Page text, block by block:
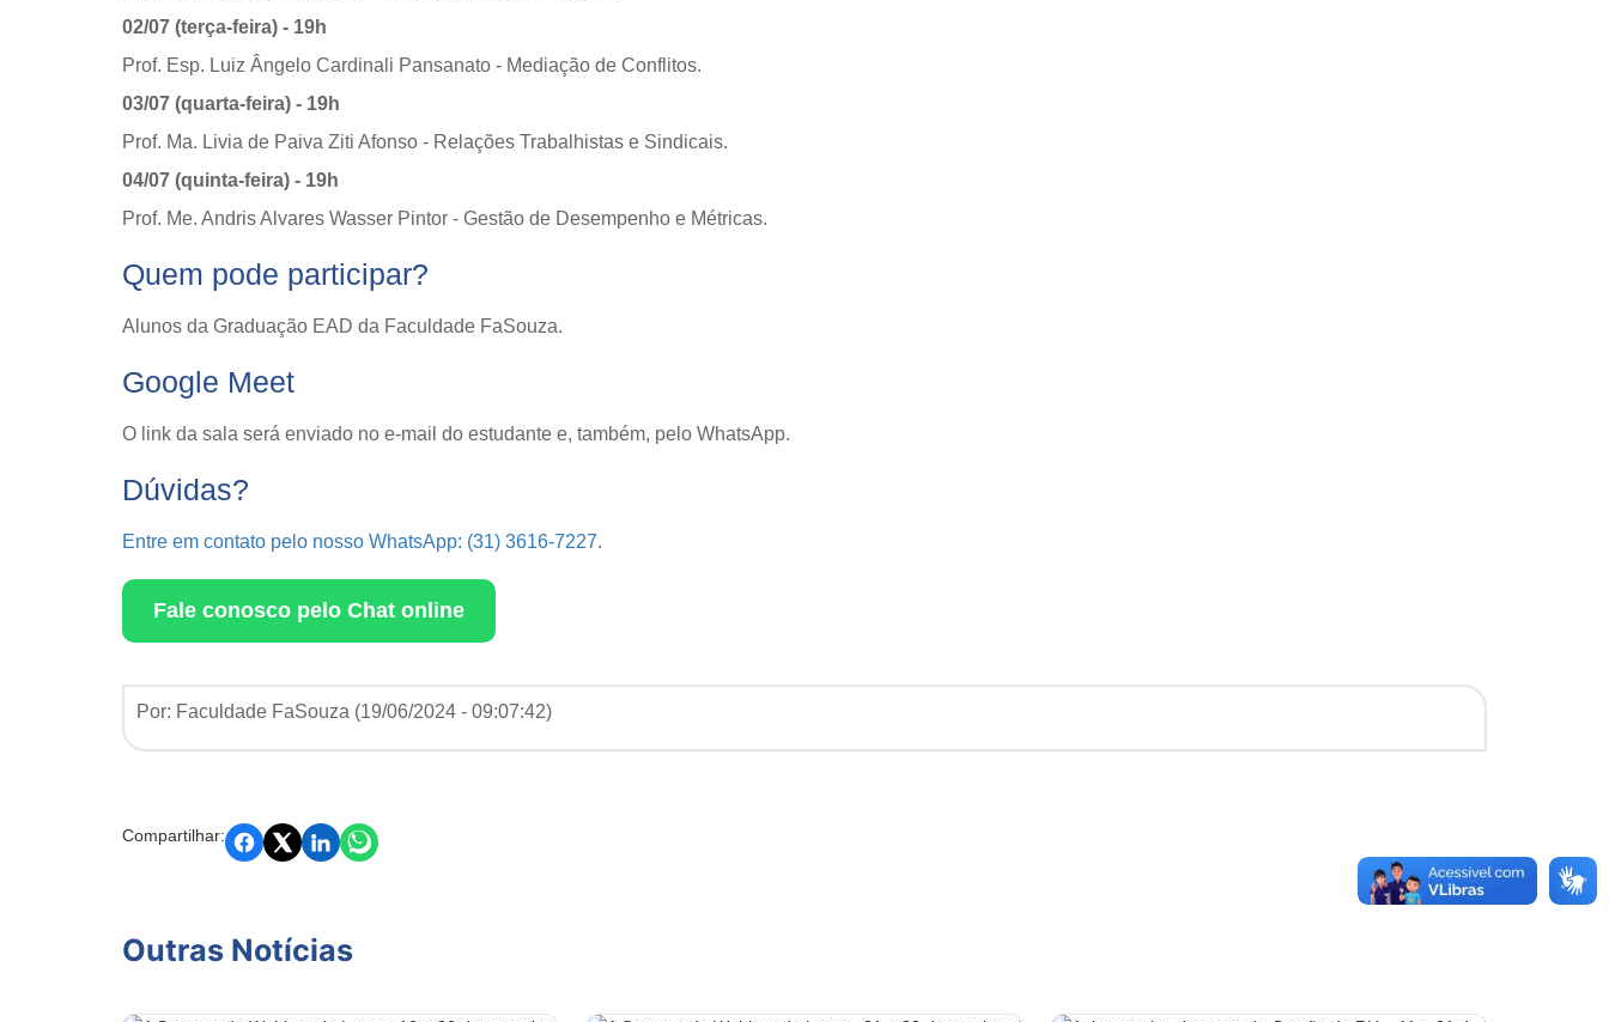
02/07 (terça-feira) - 19h
Prof. Esp. Luiz Ângelo Cardinali Pansanato - Mediação de Conflitos.
03/07 (quarta-feira) - 19h
Prof. Ma. Livia de Paiva Ziti Afonso - Relações Trabalhistas e Sindicais.
04/07 (quinta-feira) - 19h
Prof. Me. Andris Alvares Wasser Pintor - Gestão de Desempenho e Métricas.
Quem pode participar?
Alunos da Graduação EAD da Faculdade FaSouza.
Google Meet
O link da sala será enviado no e-mail do estudante e, também, pelo WhatsApp.
Dúvidas?
Entre em contato pelo nosso WhatsApp: (31) 3616-7227.
Fale conosco pelo Chat online
Por: Faculdade FaSouza (19/06/2024 - 09:07:42)
Compartilhar:
Outras Notícias